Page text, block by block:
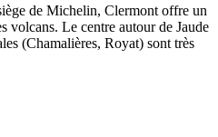
de Michelin, Clermont offre un
volcans. Le centre autour de Jaude
(Chamalières, Royat) sont très